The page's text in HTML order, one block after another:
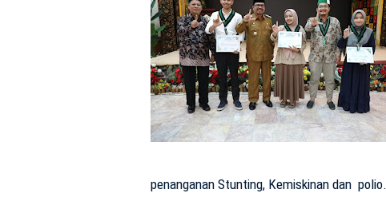
penanganan Stunting, Kemiskinan dan polio.